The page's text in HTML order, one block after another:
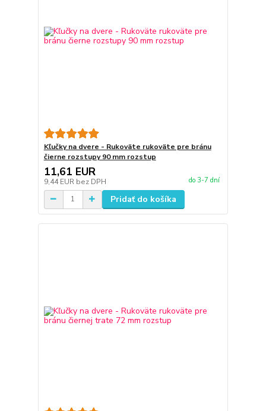
Kľučky na dvere - Rukoväte rukoväte pre bránu
čierne rozstupy 90 mm rozstup
11,61 EUR
9,44 EUR bez DPH do 3-7 dní
Pridať do košíka